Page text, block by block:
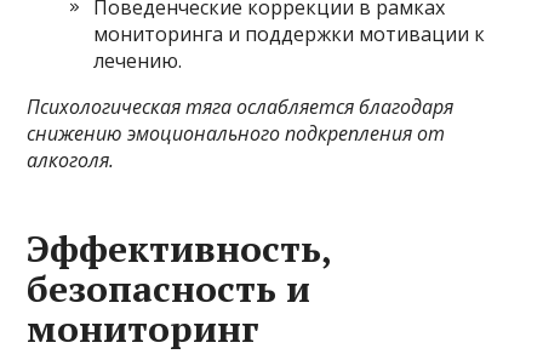
Поведенческие коррекции в рамках
мониторинга и поддержки мотивации к
лечению.
Психологическая тяга ослабляется благодаря
снижению эмоционального подкрепления от
алкоголя.
Эффективность,
безопасность и
мониторинг